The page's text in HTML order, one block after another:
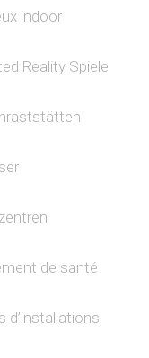
indoor
Reality Spiele
de santé
d’installations